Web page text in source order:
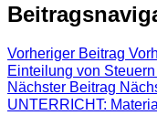
Vorheriger Beitrag
Einteilung von
Nächster Beitrag
UNTERRICHT: